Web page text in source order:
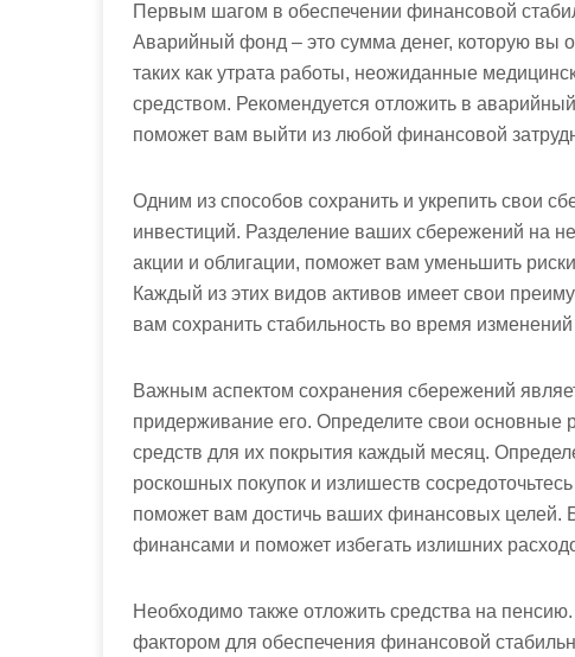
Первым шагом в обеспечении финансовой
Аварийный фонд – это сумма денег, которую вы
таких как утрата работы, неожиданные
средством. Рекомендуется отложить в
поможет вам выйти из любой финансовой
Одним из способов сохранить и укрепить свои
инвестиций. Разделение ваших сбережений на
акции и облигации, поможет вам уменьшить
Каждый из этих видов активов имеет свои
вам сохранить стабильность во время
Важным аспектом сохранения сбережений
придерживание его. Определите свои основные
средств для их покрытия каждый месяц.
роскошных покупок и излишеств
поможет вам достичь ваших финансовых целей.
финансами и поможет избегать излишних
Необходимо также отложить средства на
фактором для обеспечения финансовой